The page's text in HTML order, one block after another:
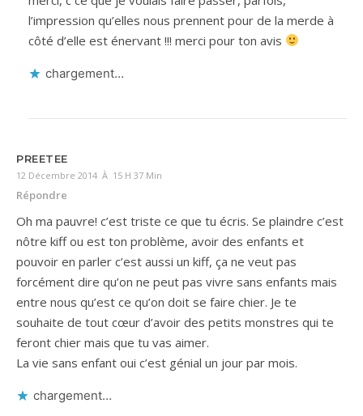
l’impression qu’elles nous prennent pour de la merde à
côté d’elle est énervant !!! merci pour ton avis
chargement…
PREETEE
12 Décembre 2014 À 15 H 37 Min
Répondre
Oh ma pauvre! c’est triste ce que tu écris. Se plaindre c’est
nôtre kiff ou est ton problème, avoir des enfants et
pouvoir en parler c’est aussi un kiff, ça ne veut pas
forcément dire qu’on ne peut pas vivre sans enfants mais
entre nous qu’est ce qu’on doit se faire chier. Je te
souhaite de tout cœur d’avoir des petits monstres qui te
feront chier mais que tu vas aimer.
La vie sans enfant oui c’est génial un jour par mois.
chargement…